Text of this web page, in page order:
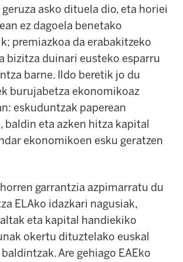
asko dituela dio, eta horiei
ez dagoela benetako
premiazkoa da erabakitzeko
bizitza duinari eusteko esparru
barne. Ildo beretik jo du
burujabetza ekonomikoaz
eskuduntzak paperean
baldin eta azken hitza kapital
ekonomikoen esku geratzen
garrantzia azpimarratu du
ELAko idazkari nagusiak,
eta kapital handiekiko
okertu dituztelako euskal
Are gehiago EAEko